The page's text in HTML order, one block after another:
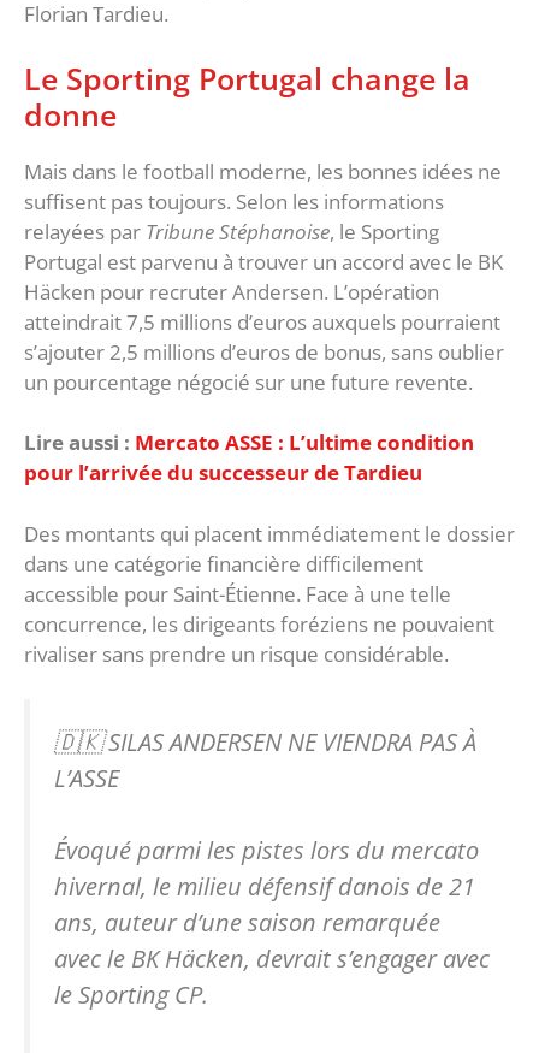
Florian Tardieu.
‎Le Sporting Portugal change la
donne
‎Mais dans le football moderne, les bonnes idées ne
suffisent pas toujours. Selon les informations
relayées par Tribune Stéphanoise, le Sporting
Portugal est parvenu à trouver un accord avec le BK
Häcken pour recruter Andersen. ‎L’opération
atteindrait 7,5 millions d’euros auxquels pourraient
s’ajouter 2,5 millions d’euros de bonus, sans oublier
un pourcentage négocié sur une future revente.
Lire aussi : Mercato ASSE : L’ultime condition
pour l’arrivée du successeur de Tardieu
Des montants qui placent immédiatement le dossier
dans une catégorie financière difficilement
accessible pour Saint-Étienne. Face à une telle
concurrence, les dirigeants foréziens ne pouvaient
rivaliser sans prendre un risque considérable.
🇩🇰 SILAS ANDERSEN NE VIENDRA PAS À
L’ASSE
Évoqué parmi les pistes lors du mercato
hivernal, le milieu défensif danois de 21
ans, auteur d’une saison remarquée
avec le BK Häcken, devrait s’engager avec
le Sporting CP.